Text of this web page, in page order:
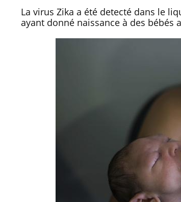
La virus Zika a été detecté dans le
ayant donné naissance à des bébés
quelle trousse à pharmacie
Syndrome métabolique :
quels sont les meilleurs